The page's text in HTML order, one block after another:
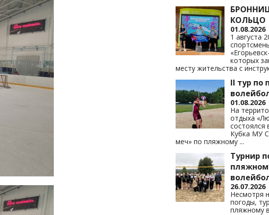
КОЛЬЦО
01.08.2026
1 августа
которых
месту жительства с
II тур по
01.08.2026
На
отдыха
состоялся
Кубка МУ
меч» по пляжному ...
Турнир
26.07.2026
Несмотря
погоды,
пляжному